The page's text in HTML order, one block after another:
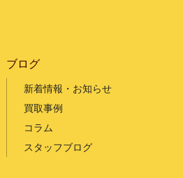
ブログ
新着情報・お知らせ
買取事例
コラム
スタッフブログ